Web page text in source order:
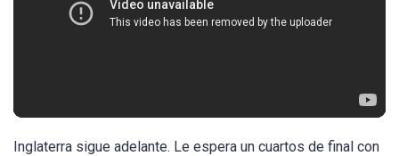
Inglaterra sigue adelante. Le espera un cuartos de final con